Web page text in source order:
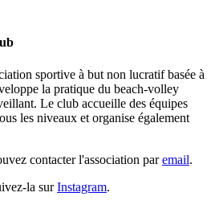
sportive à but non lucratif basée à
la pratique du beach-volley
Le club accueille des équipes
les niveaux et organise également
contacter l'association paremail.
la surInstagram.